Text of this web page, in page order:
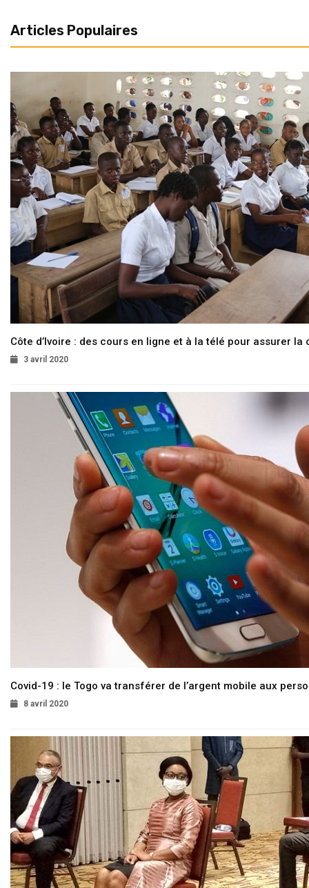
Articles Populaires
Côte d’Ivoire : des cours en ligne et à la télé pour assurer la
3 avril 2020
Covid-19 : le Togo va transférer de l’argent mobile aux
8 avril 2020